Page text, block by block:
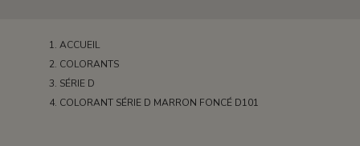
ACCUEIL
COLORANTS
SÉRIE D
COLORANT SÉRIE D MARRON FONCÉ D101